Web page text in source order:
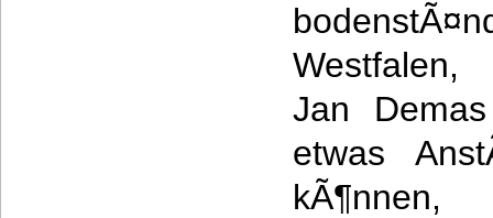
Westfalen,
Jan
etwas